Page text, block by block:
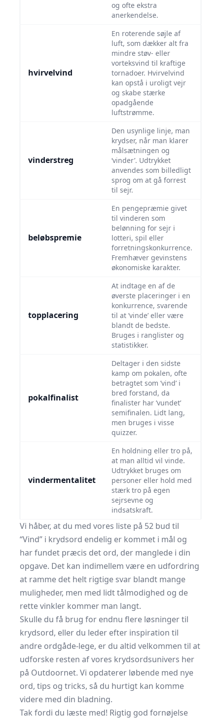
og ofte ekstra
anerkendelse.
hvirvelvind
En roterende søjle af
luft, som dækker alt fra
mindre støv- eller
vorteksvind til kraftige
tornadoer. Hvirvelvind
kan opstå i uroligt vejr
og skabe stærke
opadgående
luftstrømme.
vinderstreg
Den usynlige linje, man
krydser, når man klarer
målsætningen og
‘vinder’. Udtrykket
anvendes som billedligt
sprog om at gå forrest
til sejr.
beløbspremie
En pengepræmie givet
til vinderen som
belønning for sejr i
lotteri, spil eller
forretningskonkurrence.
Fremhæver gevinstens
økonomiske karakter.
topplacering
At indtage en af de
øverste placeringer i en
konkurrence, svarende
til at ’vinde’ eller være
blandt de bedste.
Bruges i ranglister og
statistikker.
pokalfinalist
Deltager i den sidste
kamp om pokalen, ofte
betragtet som ’vind’ i
bred forstand, da
finalister har ’vundet’
semifinalen. Lidt lang,
men bruges i visse
quizzer.
vindermentalitet
En holdning eller tro på,
at man alltid vil vinde.
Udtrykket bruges om
personer eller hold med
stærk tro på egen
sejrsevne og
indsatskraft.
Vi håber, at du med vores liste på 52 bud til
“Vind” i krydsord endelig er kommet i mål og
har fundet præcis det ord, der manglede i din
opgave. Det kan indimellem være en udfordring
at ramme det helt rigtige svar blandt mange
muligheder, men med lidt tålmodighed og de
rette vinkler kommer man langt.
Skulle du få brug for endnu flere løsninger til
krydsord, eller du leder efter inspiration til
andre ordgåde-lege, er du altid velkommen til at
udforske resten af vores krydsordsunivers her
på Outdoornet. Vi opdaterer løbende med nye
ord, tips og tricks, så du hurtigt kan komme
videre med din bladning.
Tak fordi du læste med! Rigtig god fornøjelse